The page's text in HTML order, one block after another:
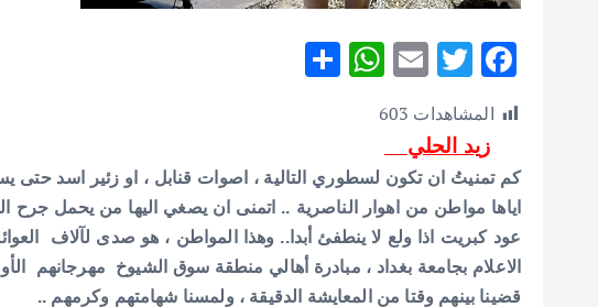
F
ac
e
b
o
o
k
T
w
it
te
r
E
ai
l
W
s
A
p
p
e
المشاهدات 603
زيد الحلي
كم تمنيتُ ان تكون لسطوري التالية ، اصوات قنابل ، او زئير اسد
اياها مواطن من اهوار الناصرية .. اتمنى ان يصغي اليها من يحمل
عود كبريت اذا ولع لا ينطفئ أبدا.. وهذا المواطن ، هو صدى لآلاف
الاعلام بجامعة بغداد ، مبادرة أهالي منطقة سوق الشيوخ مهرجانهم
قضينا بينهم وقتا من المعايشة الدقيقة ، ولمسنا شهامتهم وكرمهم ..